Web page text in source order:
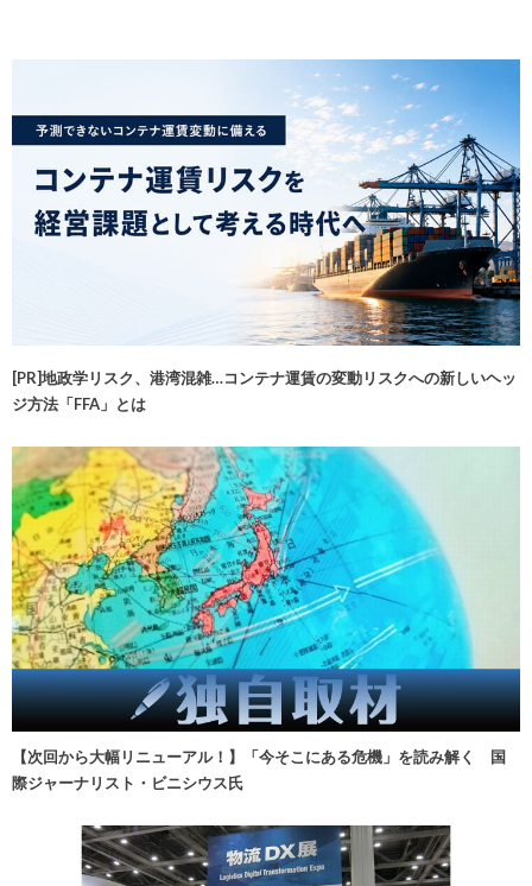
[PR]地政学リスク、港湾混雑…コンテナ運賃の変動リスクへの新しいヘッ
ジ方法「FFA」とは
【次回から大幅リニューアル！】「今そこにある危機」を読み解く 国
際ジャーナリスト・ビニシウス氏